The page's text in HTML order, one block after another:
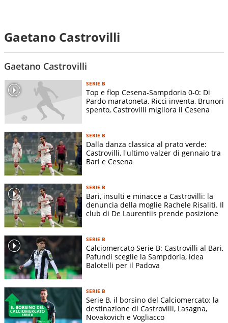
Gaetano Castrovilli
Gaetano Castrovilli
SERIE B
Top e flop Cesena-Sampdoria 0-0: Di
Pardo maratoneta, Ricci inventa, Brunori
spento, Castrovilli migliora il Cesena
SERIE B
Dalla danza classica al prato verde:
Castrovilli, l'ultimo valzer di gennaio tra
Bari e Cesena
SERIE B
Bari, insulti e minacce a Castrovilli: la
denuncia della moglie Rachele Risaliti. Il
club di De Laurentiis prende posizione
SERIE B
Calciomercato Serie B: Castrovilli al Bari,
Pafundi sceglie la Sampdoria, idea
Balotelli per il Padova
SERIE B
Serie B, il borsino del Calciomercato: la
destinazione di Castrovilli, Lasagna,
Novakovich e Vogliacco